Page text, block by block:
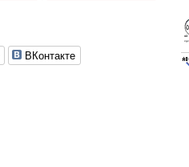
ВКонтакте